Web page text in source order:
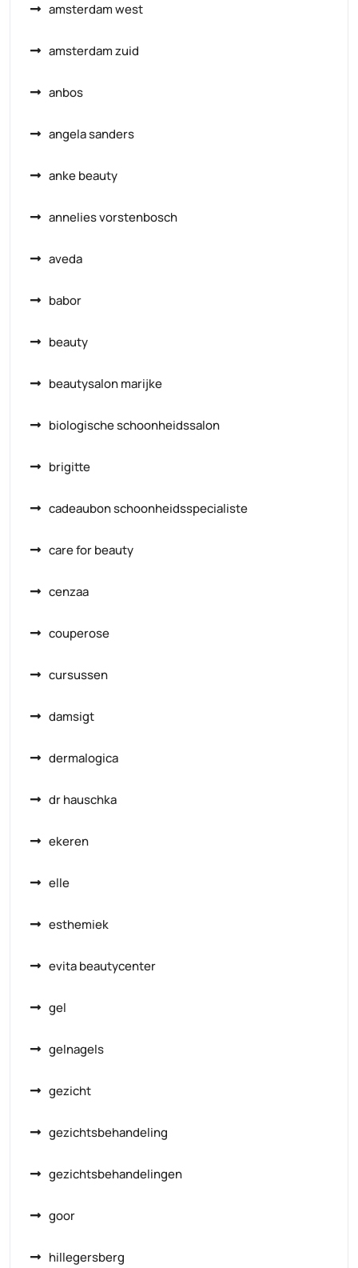
amsterdam west
amsterdam zuid
anbos
angela sanders
anke beauty
annelies vorstenbosch
aveda
babor
beauty
beautysalon marijke
biologische schoonheidssalon
brigitte
cadeaubon schoonheidsspecialiste
care for beauty
cenzaa
couperose
cursussen
damsigt
dermalogica
dr hauschka
ekeren
elle
esthemiek
evita beautycenter
gel
gelnagels
gezicht
gezichtsbehandeling
gezichtsbehandelingen
goor
hillegersberg